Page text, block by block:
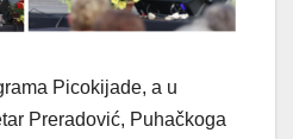
Picokijade, a u
Preradović, Puhačkoga